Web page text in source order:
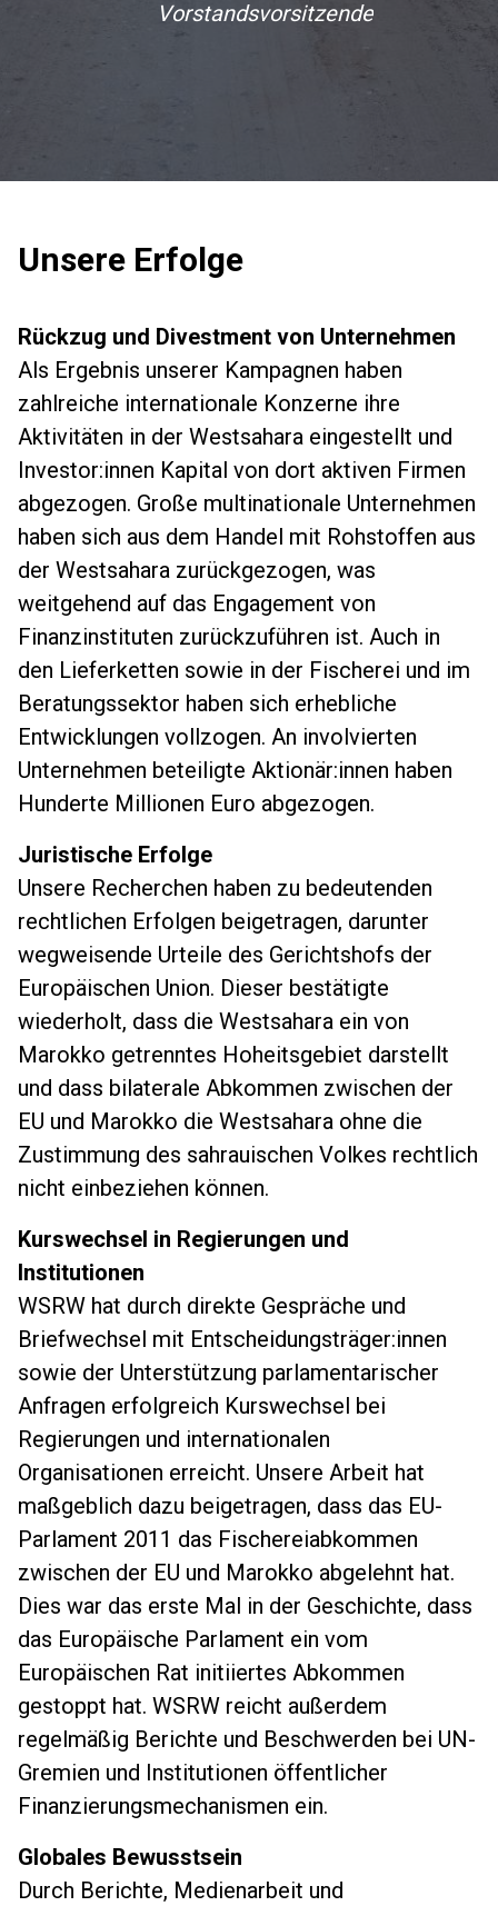
Vorstandsvorsitzende
Unsere Erfolge
Rückzug und Divestment von Unternehmen
Als Ergebnis unserer Kampagnen haben
zahlreiche internationale Konzerne ihre
Aktivitäten in der Westsahara eingestellt und
Investor:innen Kapital von dort aktiven Firmen
abgezogen. Große multinationale Unternehmen
haben sich aus dem Handel mit Rohstoffen aus
der Westsahara zurückgezogen, was
weitgehend auf das Engagement von
Finanzinstituten zurückzuführen ist. Auch in
den Lieferketten sowie in der Fischerei und im
Beratungssektor haben sich erhebliche
Entwicklungen vollzogen. An involvierten
Unternehmen beteiligte Aktionär:innen haben
Hunderte Millionen Euro abgezogen.
Juristische Erfolge
Unsere Recherchen haben zu bedeutenden
rechtlichen Erfolgen beigetragen, darunter
wegweisende Urteile des Gerichtshofs der
Europäischen Union. Dieser bestätigte
wiederholt, dass die Westsahara ein von
Marokko getrenntes Hoheitsgebiet darstellt
und dass bilaterale Abkommen zwischen der
EU und Marokko die Westsahara ohne die
Zustimmung des sahrauischen Volkes rechtlich
nicht einbeziehen können.
Kurswechsel in Regierungen und
Institutionen
WSRW hat durch direkte Gespräche und
Briefwechsel mit Entscheidungsträger:innen
sowie der Unterstützung parlamentarischer
Anfragen erfolgreich Kurswechsel bei
Regierungen und internationalen
Organisationen erreicht. Unsere Arbeit hat
maßgeblich dazu beigetragen, dass das EU-
Parlament 2011 das Fischereiabkommen
zwischen der EU und Marokko abgelehnt hat.
Dies war das erste Mal in der Geschichte, dass
das Europäische Parlament ein vom
Europäischen Rat initiiertes Abkommen
gestoppt hat. WSRW reicht außerdem
regelmäßig Berichte und Beschwerden bei UN-
Gremien und Institutionen öffentlicher
Finanzierungsmechanismen ein.
Globales Bewusstsein
Durch Berichte, Medienarbeit und